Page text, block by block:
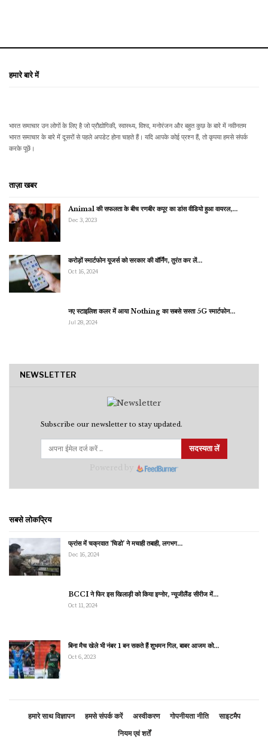
हमारे बारे में
भारत समाचार उन लोगों के लिए है जो प्रौद्योगिकी, स्वास्थ्य, विश्व, मनोरंजन और बहुत कुछ के बारे में नवीनतम
भारत समाचार के बारे में दूसरों से पहले अपडेट होना चाहते हैं। यदि आपके कोई प्रश्न हैं, तो कृपया हमसे संपर्क
करके पूछें।
ताज़ा खबर
Animal की सफलता के बीच रणबीर कपूर का डांस वीडियो हुआ वायरल,…
Dec 3, 2023
करोड़ों स्मार्टफोन यूजर्स को सरकार की वॉर्निंग, तुरंत कर लें…
Oct 16, 2024
नए स्टाइलिश कलर में आया Nothing का सबसे सस्ता 5G स्मार्टफोन…
Jul 28, 2024
NEWSLETTER
Subscribe our newsletter to stay updated.
सदस्यता लें
सबसे लोकप्रिय
फ्रांस में चक्रवात ‘चिडो’ ने मचाही तबाही, लगभग…
Dec 16, 2024
BCCI ने फिर इस खिलाड़ी को किया इग्नोर, न्यूजीलैंड सीरीज में…
Oct 11, 2024
बिना मैच खेले भी नंबर 1 बन सकते हैं शुभमन गिल, बाबर आजम को…
Oct 6, 2023
हमारे साथ विज्ञापन हमसे संपर्क करें अस्वीकरण गोपनीयता नीति
साइटमैप
नियम एवं शर्तें